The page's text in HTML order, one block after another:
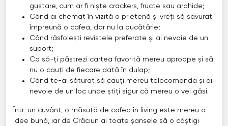
gustare, cum ar fi niște crackers, fructe sau arahide;
Când ai chemat în vizită o prietenă și vreți să savurați
împreună o cafea, dar nu la bucătărie;
Când răsfoiești revistele preferate și ai nevoie de un
suport;
Ca să-ți păstrezi cartea favorită mereu aproape și să
nu o cauți de fiecare dată în dulap;
Când te-ai săturat să cauți mereu telecomanda și ai
nevoie de un loc unde știți sigur că mereu o vei găsi.
Într-un cuvânt, o măsuță de cafea în living este mereu o
idee bună, iar de Crăciun ai toate șansele să o câștigi